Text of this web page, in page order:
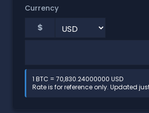
Currency
$
1 BTC = 70,830.24000000 USD
Rate is for reference only. Updated